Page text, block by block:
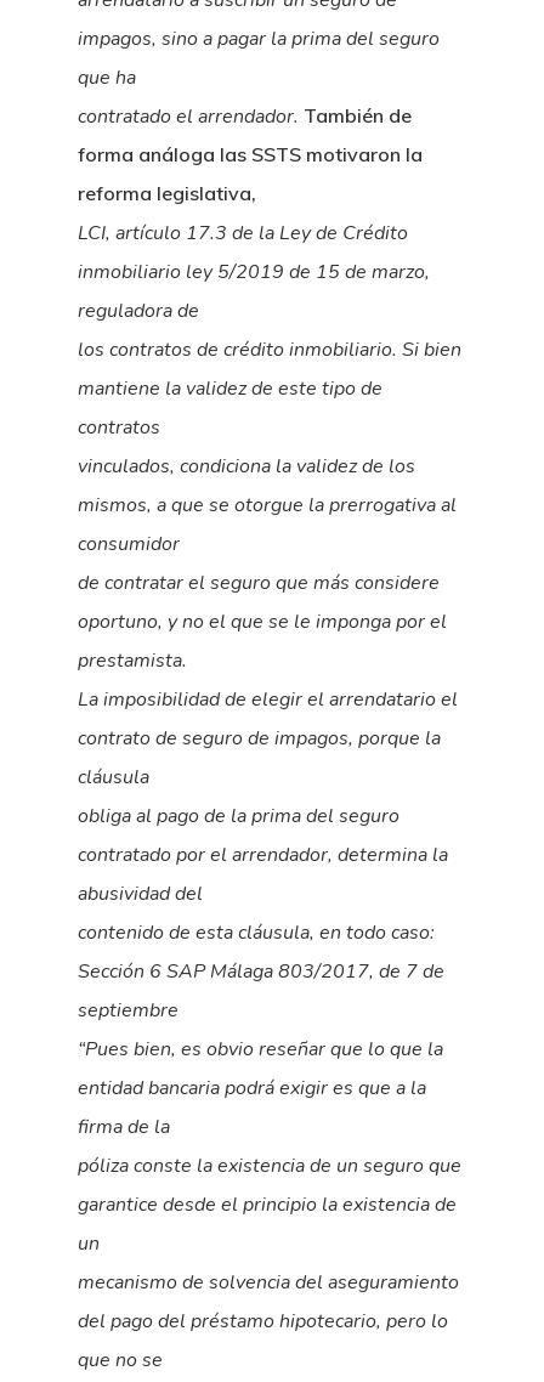
impagos, sino a pagar la prima del seguro
que ha
contratado el arrendador. También de
forma análoga las SSTS motivaron la
reforma legislativa,
LCI, artículo 17.3 de la Ley de Crédito
inmobiliario ley 5/2019 de 15 de marzo,
reguladora de
los contratos de crédito inmobiliario. Si bien
mantiene la validez de este tipo de
contratos
vinculados, condiciona la validez de los
mismos, a que se otorgue la prerrogativa al
consumidor
de contratar el seguro que más considere
oportuno, y no el que se le imponga por el
prestamista.
La imposibilidad de elegir el arrendatario el
contrato de seguro de impagos, porque la
cláusula
obliga al pago de la prima del seguro
contratado por el arrendador, determina la
abusividad del
contenido de esta cláusula, en todo caso:
Sección 6 SAP Málaga 803/2017, de 7 de
septiembre
“Pues bien, es obvio reseñar que lo que la
entidad bancaria podrá exigir es que a la
firma de la
póliza conste la existencia de un seguro que
garantice desde el principio la existencia de
un
mecanismo de solvencia del aseguramiento
del pago del préstamo hipotecario, pero lo
que no se